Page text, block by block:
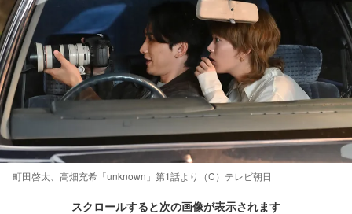
町田啓太、高畑充希「unknown」第1話より（C）テレビ朝日
スクロールすると次の画像が表示されます